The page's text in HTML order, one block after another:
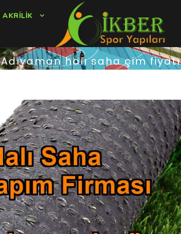
AKRILIK
Adıyaman halı saha çim fiyatı